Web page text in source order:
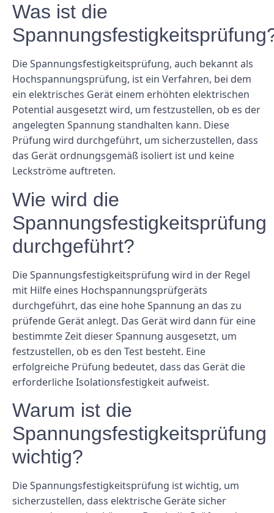
Was ist die
Die Spannungsfestigkeitsprüfung, auch bekannt als
Hochspannungsprüfung, ist ein Verfahren, bei dem
ein elektrisches Gerät einem erhöhten elektrischen
Potential ausgesetzt wird, um festzustellen, ob es der
angelegten Spannung standhalten kann. Diese
Prüfung wird durchgeführt, um sicherzustellen, dass
das Gerät ordnungsgemäß isoliert ist und keine
Leckströme auftreten.
Wie wird die
Spannungsfestigkeitsprüfung
durchgeführt?
Die Spannungsfestigkeitsprüfung wird in der Regel
mit Hilfe eines Hochspannungsprüfgeräts
durchgeführt, das eine hohe Spannung an das zu
prüfende Gerät anlegt. Das Gerät wird dann für eine
bestimmte Zeit dieser Spannung ausgesetzt, um
festzustellen, ob es den Test besteht. Eine
erfolgreiche Prüfung bedeutet, dass das Gerät die
erforderliche Isolationsfestigkeit aufweist.
Warum ist die
Spannungsfestigkeitsprüfung
wichtig?
Die Spannungsfestigkeitsprüfung ist wichtig, um
sicherzustellen, dass elektrische Geräte sicher